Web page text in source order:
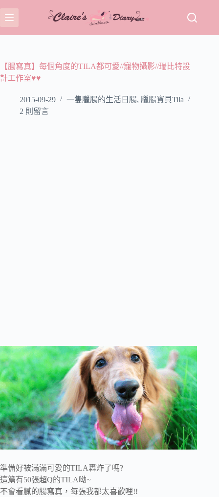
至
主
容【腸寫真】每個角度的TILA都可愛//‏寵物攝影//瑞比特設
計工作室♥♥
2015-09-29 一隻臘腸的生活日腸, 臘腸寶貝Tila
2 則留言
準備好被滿滿可愛的TILA轟炸了嗎?
這篇有50張超Q的TILA呦~
不會看膩的腸寫真，每張我都太喜歡哩!!